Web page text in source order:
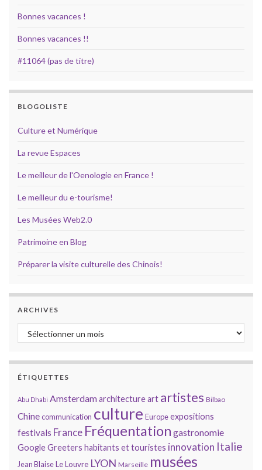
Bonnes vacances !
Bonnes vacances !!
#11064 (pas de titre)
BLOGOLISTE
Culture et Numérique
La revue Espaces
Le meilleur de l'Oenologie en France !
Le meilleur du e-tourisme!
Les Musées Web2.0
Patrimoine en Blog
Préparer la visite culturelle des Chinois!
ARCHIVES
Archives
ÉTIQUETTES
Abu Dhabi Amsterdamarchitectureart artistes Bilbao
Chinecommunication culture Europeexpositions
festivals France Fréquentation gastronomie
GoogleGreeters habitants et touristes innovation Italie
Jean BlaiseLe Louvre LYON Marseille musées